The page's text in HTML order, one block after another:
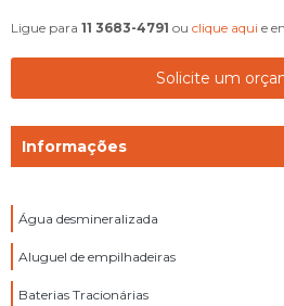
Ligue para 11 3683-4791 ou clique aqui e
Solicite um
Informações
Água desmineralizada
Aluguel de empilhadeiras
Baterias Tracionárias